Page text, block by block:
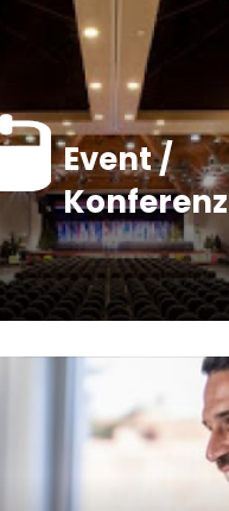
Event /
Konferenz